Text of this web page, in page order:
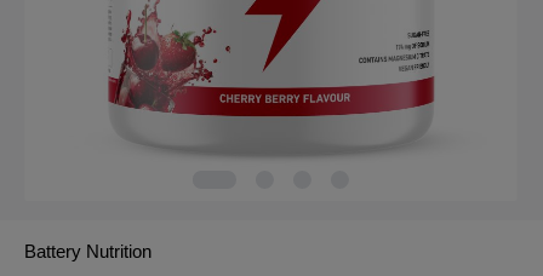
Battery Nutrition